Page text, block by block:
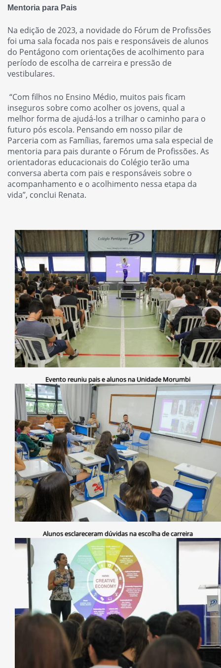
Mentoria para Pais
Na edição de 2023, a novidade do Fórum de Profissões
foi uma sala focada nos pais e responsáveis de alunos
do Pentágono com orientações de acolhimento para
período de escolha de carreira e pressão de
vestibulares.
“Com filhos no Ensino Médio, muitos pais ficam
inseguros sobre como acolher os jovens, qual a
melhor forma de ajudá-los a trilhar o caminho para o
futuro pós escola. Pensando em nosso pilar de
Parceria com as Famílias, faremos uma sala especial de
mentoria para pais durante o Fórum de Profissões. As
orientadoras educacionais do Colégio terão uma
conversa aberta com pais e responsáveis sobre o
acompanhamento e o acolhimento nessa etapa da
vida”, conclui Renata.
Evento reuniu pais e alunos na Unidade Morumbi
Alunos esclareceram dúvidas na escolha de carreira